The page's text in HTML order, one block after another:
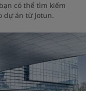
có thể tìm kiếm
dự án từ Jotun.